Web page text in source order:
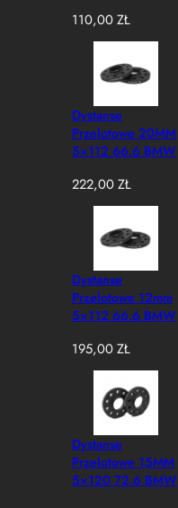
Zamiennik (Pre-LCI
/ LCI)
110,00ZŁ
Dystanse
Przelotowe 20MM
5×112 66.6 BMW
222,00ZŁ
Dystanse
Przelotowe 12mm
5×112 66.6 BMW
195,00ZŁ
Dystanse
Przelotowe 15MM
5×120 72.6 BMW